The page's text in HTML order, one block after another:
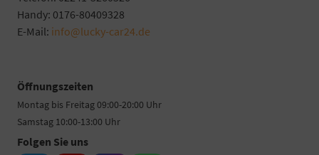
Handy: 0176-80409328
E-Mail: info@lucky-car24.de
Öffnungszeiten
Montag bis Freitag 09:00-20:00 Uhr
Samstag 10:00-13:00 Uhr
Folgen Sie uns